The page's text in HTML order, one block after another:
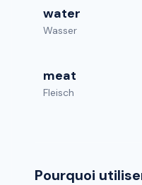
water
Wasser
meat
Fleisch
Pourquoi